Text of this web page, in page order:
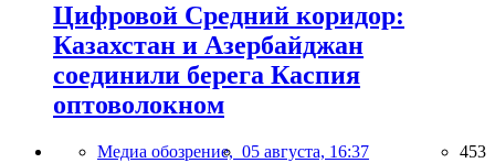
Цифровой Средний коридор:
Казахстан и Азербайджан
соединили берега Каспия
оптоволокном
Медиа обозрение, 05 августа, 16:37 453